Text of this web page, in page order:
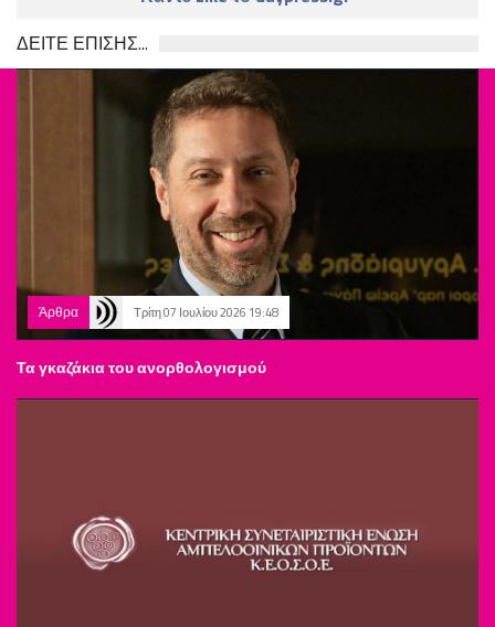
ΔΕΙΤΕ ΕΠΙΣΗΣ...
Άρθρα Τρίτη 07 Ιουλίου 2026 19:48
Τα γκαζάκια του ανορθολογισμού